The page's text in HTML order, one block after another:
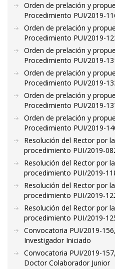
Orden de prelación y
Procedimiento PUI/2019-
Orden de prelación y
Procedimiento PUI/2019-
Orden de prelación y
Procedimiento PUI/2019-
Orden de prelación y
Procedimiento PUI/2019-
Orden de prelación y
Procedimiento PUI/2019-
Orden de prelación y
Procedimiento PUI/2019-
Resolución del Rector por
procedimiento PUI/2019-
Resolución del Rector por
procedimiento PUI/2019-
Resolución del Rector por
procedimiento PUI/2019-
Resolución del Rector por
procedimiento PUI/2019-
Convocatoria PUI/2019-
Investigador Iniciado
Convocatoria PUI/2019-
Doctor Colaborador Junior